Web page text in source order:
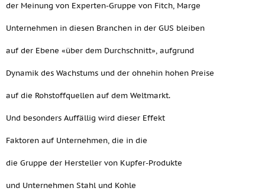
der Meinung von Experten-Gruppe von Fitch, Marge
Unternehmen in diesen Branchen in der GUS bleiben
auf der Ebene «über dem Durchschnitt», aufgrund
Dynamik des Wachstums und der ohnehin hohen Preise
auf die Rohstoffquellen auf dem Weltmarkt.
Und besonders Auffällig wird dieser Effekt
Faktoren auf Unternehmen, die in die
die Gruppe der Hersteller von Kupfer-Produkte
und Unternehmen Stahl und Kohle